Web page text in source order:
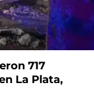
717
La Plata,